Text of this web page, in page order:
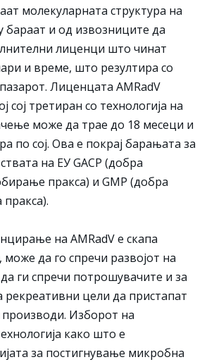
молекуларната структура на
бараат и од извозниците да
лиценци што чинат
и време, што резултира со
Лиценцата AMRadV
сој третиран со технологија на
може да трае до 18 месеци и
по сој. Ова е покрај барањата за
на ЕУ GACP (добра
пракса) и GMP (добра
на AMRadV е скапа
може да го спречи развојот на
ги спречи потрошувачите и за
рекреативни цели да пристапат
Изборот на
како што е
за постигнување микробна